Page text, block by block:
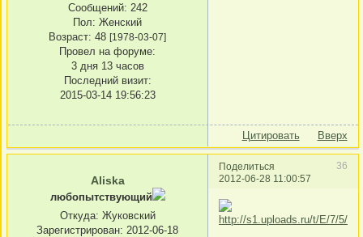
Сообщений: 242
Пол: Женский
Возраст: 48 [1978-03-07]
Провел на форуме:
3 дня 13 часов
Последний визит:
2015-03-14 19:56:23
Цитировать Вверх
Поделиться
36
2012-06-28 11:00:57
Aliska
любопытствующий
Откуда: Жуковский
Зарегистрирован: 2012-06-18